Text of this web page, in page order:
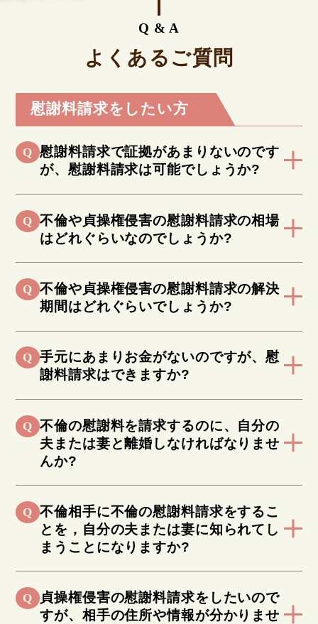
Q & A
よくあるご質問
慰謝料請求をしたい方
Q 慰謝料請求で証拠があまりないのです
が、慰謝料請求は可能でしょうか?
Q 不倫や貞操権侵害の慰謝料請求の相場
はどれぐらいなのでしょうか?
Q 不倫や貞操権侵害の慰謝料請求の解決
期間はどれぐらいでしょうか?
Q 手元にあまりお金がないのですが、慰
謝料請求はできますか?
Q 不倫の慰謝料を請求するのに、自分の
夫または妻と離婚しなければなりませ
んか?
Q 不倫相手に不倫の慰謝料請求をするこ
とを，自分の夫または妻に知られてし
まうことになりますか?
Q
貞操権侵害の慰謝料請求をしたいので
すが、相手の住所や情報が分かりませ